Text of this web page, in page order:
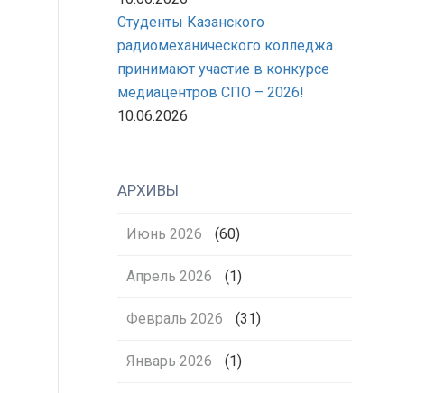
Студенты Казанского
радиомеханического колледжа
принимают участие в конкурсе
медиацентров СПО – 2026!
10.06.2026
АРХИВЫ
Июнь 2026 (60)
Апрель 2026 (1)
Февраль 2026 (31)
Январь 2026 (1)